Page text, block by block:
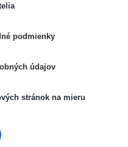
podmienky
údajov
stránok na mieru